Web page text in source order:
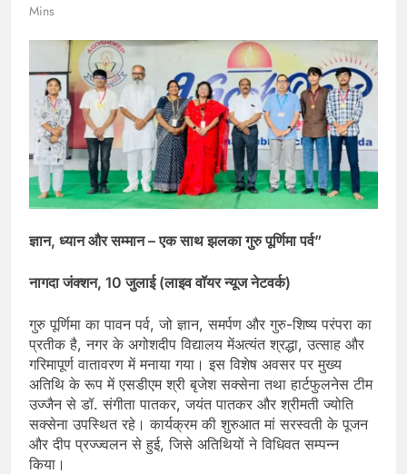
Mins
ज्ञान, ध्यान और सम्मान – एक साथ झलका गुरु पूर्णिमा पर्व”
नागदा जंक्शन, 10 जुलाई (लाइव वॉयर न्यूज नेटवर्क)
गुरु पूर्णिमा का पावन पर्व, जो ज्ञान, समर्पण और गुरु-शिष्य परंपरा का
प्रतीक है, नगर के अगोशदीप विद्यालय मेंअत्यंत श्रद्धा, उत्साह और
गरिमापूर्ण वातावरण में मनाया गया। इस विशेष अवसर पर मुख्य
अतिथि के रूप में एसडीएम श्री बृजेश सक्सेना तथा हार्टफुलनेस टीम
उज्जैन से डॉ. संगीता पातकर, जयंत पातकर और श्रीमती ज्योति
सक्सेना उपस्थित रहे। कार्यक्रम की शुरुआत मां सरस्वती के पूजन
और दीप प्रज्ज्वलन से हुई, जिसे अतिथियों ने विधिवत सम्पन्न
किया।